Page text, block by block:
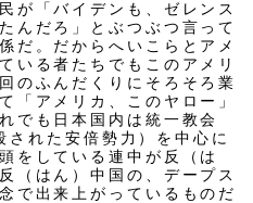
が「バイデンも、ゼレンス
んだろ」とぶつぶつ言って
だ。だからへいこらとアメ
いる者たちでもこのアメリ
のふんだくりにそろそろ業
「アメリカ、このヤロー」
でも日本国内は統一教会
れた安倍勢力）を中心に
をしている連中が反（は
（はん）中国の、デープス
で出来上がっているものだ